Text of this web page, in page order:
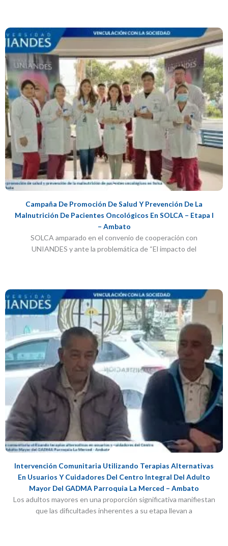
Campaña De Promoción De Salud Y Prevención De La
Malnutrición De Pacientes Oncológicos En SOLCA – Etapa I
– Ambato
SOLCA amparado en el convenio de cooperación con
UNIANDES y ante la problemática de “El impacto del
Intervención Comunitaria Utilizando Terapias Alternativas
En Usuarios Y Cuidadores Del Centro Integral Del Adulto
Mayor Del GADMA Parroquia La Merced – Ambato
Los adultos mayores en una proporción significativa manifiestan
que las dificultades inherentes a su etapa llevan a